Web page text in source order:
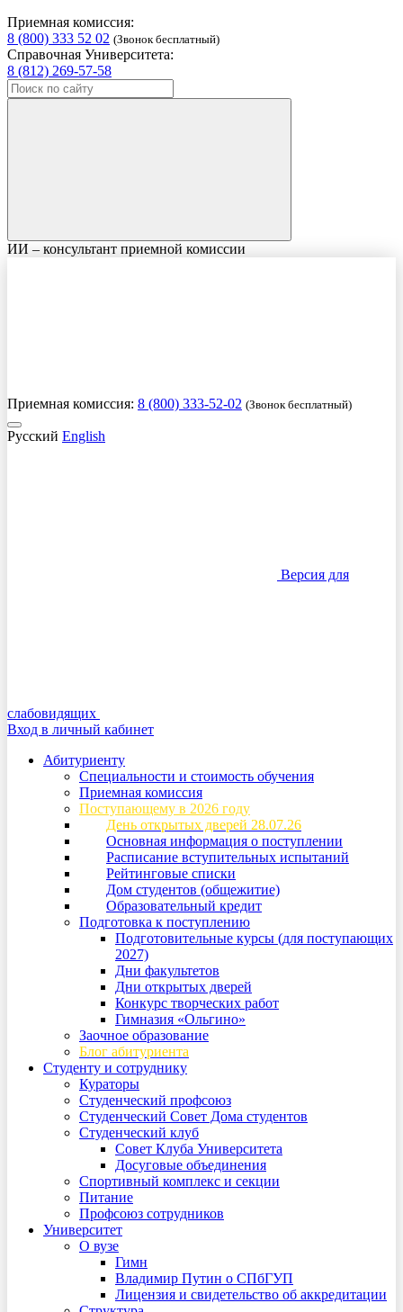
Приемная комиссия:
8 (800) 333 52 02 (Звонок бесплатный)
Справочная Университета:
8 (812) 269-57-58
ИИ – консультант приемной комиссии
Приемная комиссия: 8 (800) 333-52-02 (Звонок бесплатный)
Русский English
Версия для
слабовидящих
Вход в личный кабинет
Абитуриенту
Специальности и стоимость обучения
Приемная комиссия
Поступающему в 2026 году
День открытых дверей 28.07.26
Основная информация о поступлении
Расписание вступительных испытаний
Рейтинговые списки
Дом студентов (общежитие)
Образовательный кредит
Подготовка к поступлению
Подготовительные курсы (для поступающих
2027)
Дни факультетов
Дни открытых дверей
Конкурс творческих работ
Гимназия «Ольгино»
Заочное образование
Блог абитуриента
Студенту и сотруднику
Кураторы
Студенческий профсоюз
Студенческий Совет Дома студентов
Студенческий клуб
Совет Клуба Университета
Досуговые объединения
Спортивный комплекс и секции
Питание
Профсоюз сотрудников
Университет
О вузе
Гимн
Владимир Путин о СПбГУП
Лицензия и свидетельство об аккредитации